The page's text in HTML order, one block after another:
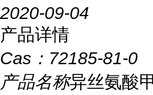
2020-09-04
产品详情
Cas： 72185-81-0
产品名称异丝氨酸